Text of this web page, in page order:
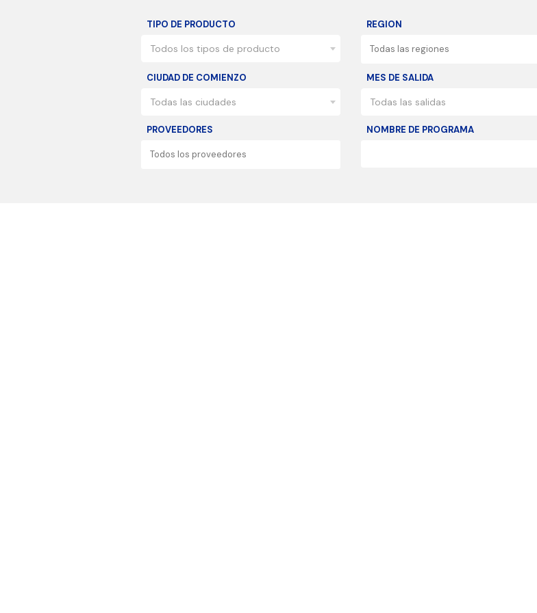
TIPO DE PRODUCTO
Todos los tipos de producto
REGION
CIUDAD DE COMIENZO
Todas las ciudades
MES DE SALIDA
Todas las salidas
PROVEEDORES NOMBRE DE PROGRAMA